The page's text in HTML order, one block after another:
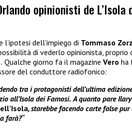
opinionisti de L’Isola
l’ipotesi dell’impiego di Tommaso
di vederlo opinionista, proprio
Qualche giorno fa il magazine Vero ha
del conduttore radiofonico:
tra i protagonisti dell’ultima
all’Isola dei Famosi. A quanto pare
, starebbe facendo carte false pur
farà?“